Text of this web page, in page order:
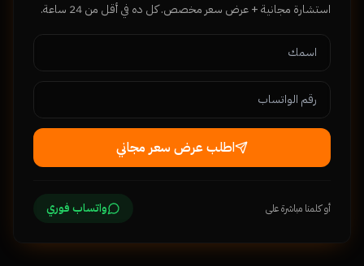
استشارة مجانية + عرض سعر مخصص. كل ده في أقل من 24 ساعة.
اطلب عرض سعر مجاني
أو كلمنا مباشرة على واتساب فوري